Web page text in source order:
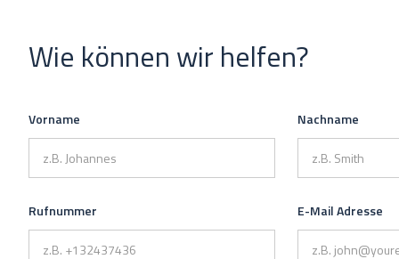
Wie können wir helfen?
Vorname Nachname
Rufnummer E-Mail Adresse